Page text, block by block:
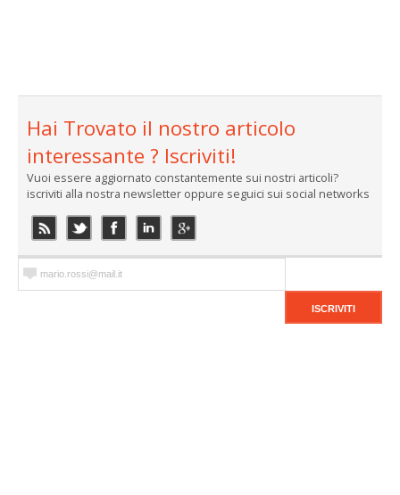
Hai Trovato il nostro articolo
interessante ? Iscriviti!
Vuoi essere aggiornato constantemente sui nostri articoli?
iscriviti alla nostra newsletter oppure seguici sui social networks